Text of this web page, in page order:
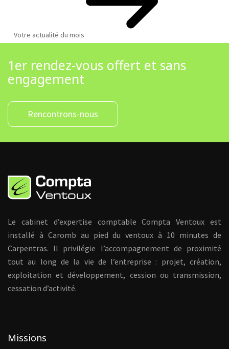
Votre actualité du mois
1er rendez-vous offert et sans
engagement
Rencontrons-nous
Le cabinet d’expertise comptable Compta Ventoux est
installé à Caromb au pied du ventoux à 10 minutes de
Carpentras. Il privilégie l’accompagnement de proximité
tout au long de la vie de l’entreprise : projet, création,
exploitation et développement, cession ou transmission,
cessation d’activité.
Missions